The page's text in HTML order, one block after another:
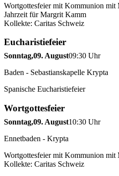
Wortgottesfeier mit Kommunion mit
Jahrzeit für Margrit Kamm
Kollekte: Caritas Schweiz
Eucharistiefeier
Sonntag,09. August09:30 Uhr
Baden - Sebastianskapelle Krypta
Spanische Eucharistiefeier
Wortgottesfeier
Sonntag,09. August10:30 Uhr
Ennetbaden - Krypta
Wortgottesfeier mit Kommunion mit
Kollekte: Caritas Schweiz